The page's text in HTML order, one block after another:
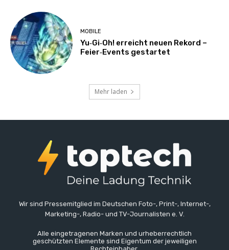
MOBILE
Yu‑Gi‑Oh! erreicht neuen Rekord –
Feier‑Events gestartet
Mehr laden
Wir sind Pressemitglied im Deutschen Foto-, Print-, Internet-,
Marketing-, Radio- und TV-Journalisten e. V.
Alle eingetragenen Marken und urheberrechtlich
geschützten Elemente sind Eigentum der jeweiligen